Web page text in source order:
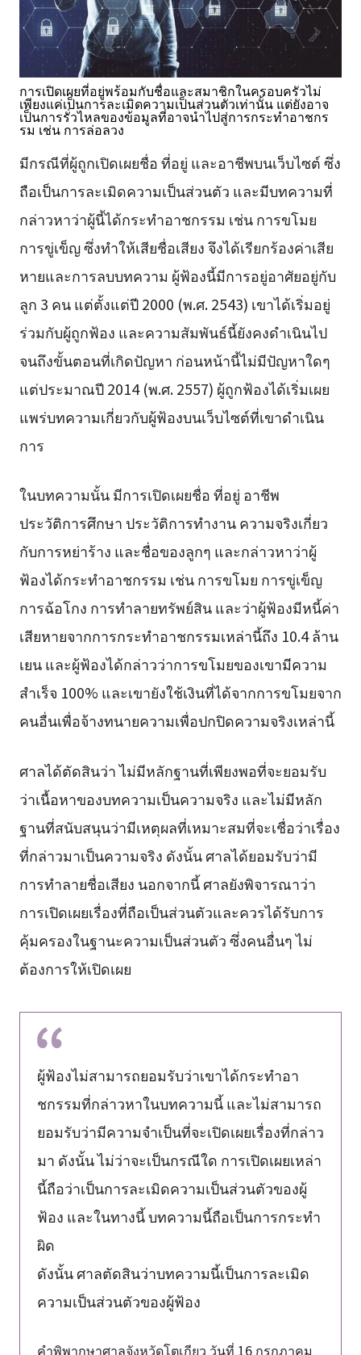
การเปิดเผยที่อยู่พร้อมกับชื่อและสมาชิกในครอบครัวไม่
เพียงแค่เป็นการละเมิดความเป็นส่วนตัวเท่านั้น แต่ยังอาจ
เป็นการรั่วไหลของข้อมูลที่อาจนำไปสู่การกระทำอาชกร
รม เช่น การล่อลวง
มีกรณีที่ผู้ถูกเปิดเผยชื่อ ที่อยู่ และอาชีพบนเว็บไซต์ ซึ่ง
ถือเป็นการละเมิดความเป็นส่วนตัว และมีบทความที่
กล่าวหาว่าผู้นี้ได้กระทำอาชกรรม เช่น การขโมย
การขู่เข็ญ ซึ่งทำให้เสียชื่อเสียง จึงได้เรียกร้องค่าเสีย
หายและการลบบทความ ผู้ฟ้องนี้มีการอยู่อาศัยอยู่กับ
ลูก 3 คน แต่ตั้งแต่ปี 2000 (พ.ศ. 2543) เขาได้เริ่มอยู่
ร่วมกับผู้ถูกฟ้อง และความสัมพันธ์นี้ยังคงดำเนินไป
จนถึงขั้นตอนที่เกิดปัญหา ก่อนหน้านี้ไม่มีปัญหาใดๆ
แต่ประมาณปี 2014 (พ.ศ. 2557) ผู้ถูกฟ้องได้เริ่มเผย
แพร่บทความเกี่ยวกับผู้ฟ้องบนเว็บไซต์ที่เขาดำเนิน
การ
ในบทความนั้น มีการเปิดเผยชื่อ ที่อยู่ อาชีพ
ประวัติการศึกษา ประวัติการทำงาน ความจริงเกี่ยว
กับการหย่าร้าง และชื่อของลูกๆ และกล่าวหาว่าผู้
ฟ้องได้กระทำอาชกรรม เช่น การขโมย การขู่เข็ญ
การฉ้อโกง การทำลายทรัพย์สิน และว่าผู้ฟ้องมีหนี้ค่า
เสียหายจากการกระทำอาชกรรมเหล่านี้ถึง 10.4 ล้าน
เยน และผู้ฟ้องได้กล่าวว่าการขโมยของเขามีความ
สำเร็จ 100% และเขายังใช้เงินที่ได้จากการขโมยจาก
คนอื่นเพื่อจ้างทนายความเพื่อปกปิดความจริงเหล่านี้
ศาลได้ตัดสินว่า ไม่มีหลักฐานที่เพียงพอที่จะยอมรับ
ว่าเนื้อหาของบทความเป็นความจริง และไม่มีหลัก
ฐานที่สนับสนุนว่ามีเหตุผลที่เหมาะสมที่จะเชื่อว่าเรื่อง
ที่กล่าวมาเป็นความจริง ดังนั้น ศาลได้ยอมรับว่ามี
การทำลายชื่อเสียง นอกจากนี้ ศาลยังพิจารณาว่า
การเปิดเผยเรื่องที่ถือเป็นส่วนตัวและควรได้รับการ
คุ้มครองในฐานะความเป็นส่วนตัว ซึ่งคนอื่นๆ ไม่
ต้องการให้เปิดเผย
ผู้ฟ้องไม่สามารถยอมรับว่าเขาได้กระทำอา
ชกรรมที่กล่าวหาในบทความนี้ และไม่สามารถ
ยอมรับว่ามีความจำเป็นที่จะเปิดเผยเรื่องที่กล่าว
มา ดังนั้น ไม่ว่าจะเป็นกรณีใด การเปิดเผยเหล่า
นี้ถือว่าเป็นการละเมิดความเป็นส่วนตัวของผู้
ฟ้อง และในทางนี้ บทความนี้ถือเป็นการกระทำ
ผิด
ดังนั้น ศาลตัดสินว่าบทความนี้เป็นการละเมิด
ความเป็นส่วนตัวของผู้ฟ้อง
คำพิพากษาศาลจังหวัดโตเกียว วันที่ 16 กรกฎาคม